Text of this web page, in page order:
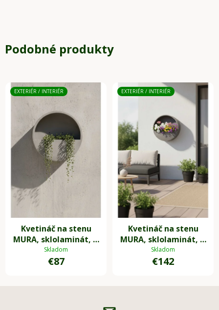
Podobné produkty
EXTERIÉR / INTERIÉR
Kvetináč na stenu
MURA, sklolaminát, Ø
30 cm, sivá
Skladom
€87
EXTERIÉR / INTERIÉR
Kvetináč na stenu
MURA, sklolaminát, Ø
50 cm, sivá
Skladom
€142